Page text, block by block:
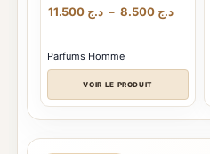
د.ج – د.ج
Plage
à
Parfums Homme
VOIR LE PRODUIT